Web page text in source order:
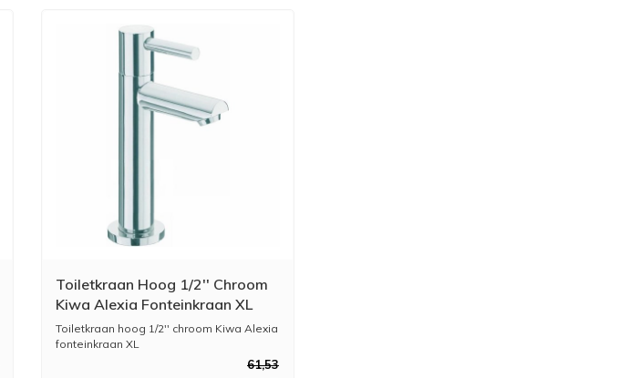
Toiletkraan Hoog 1/2'' Chroom
Kiwa Alexia Fonteinkraan XL
Toiletkraan hoog 1/2'' chroom Kiwa Alexia
fonteinkraan XL
61,53